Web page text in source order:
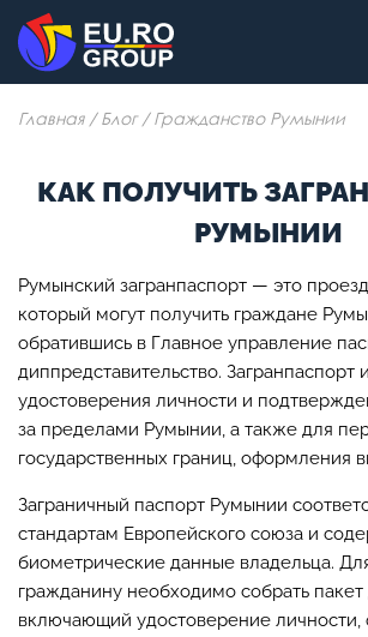
Главная / Блог / Гражданство Румынии
КАК ПОЛУЧИТЬ
РУМЫНИИ
Румынский загранпаспорт — это
который могут получить граждане
обратившись в Главное управление
диппредставительство. Загранпаспорт
удостоверения личности и
за пределами Румынии, а также для
государственных границ, оформления
Заграничный паспорт Румынии
стандартам Европейского союза и
биометрические данные владельца.
гражданину необходимо собрать
включающий удостоверение личности,